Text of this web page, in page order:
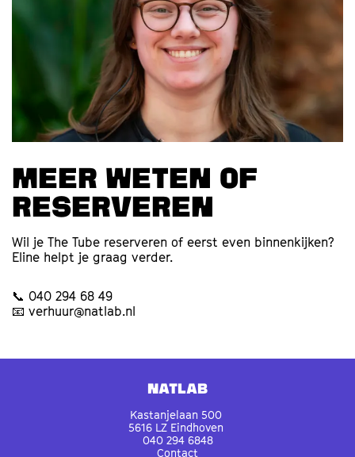
Meer weten of
reserveren
Wil je The Tube reserveren of eerst even binnenkijken?
Eline helpt je graag verder.
📞 040 294 68 49
📧 verhuur@natlab.nl
Natlab
Kastanjelaan 500
5616 LZ Eindhoven
040 294 6848
Contact